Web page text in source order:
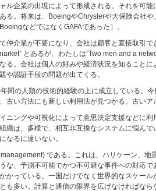
ル企業の出現によって形成される。それを可
る。将来は、BoeingやChryslerや大保険会社
などではなくGAFAであった］。
仲介業が不要になり、会社は顧客と直接取引で
とあるが、わたしは”Two men and a
る。会社は個人の好みや経済状況を知ること
や認証手段の問題が出てくる。
間の人類の技術的経験の上に成立している。
古い方法にも新しい利用法が見つかる。古い
ニングや可視化によって意思決定支援などに利
織は、多様で、相互非互換なシステムに悩ん
なるに違いない。
である。これは、ハリケーン、地
な、予測不可能でかつ不可避な事件への対応
かっている。一国だけでなく世界的なスケー
も多い。計算と通信の限界を広げなければなら